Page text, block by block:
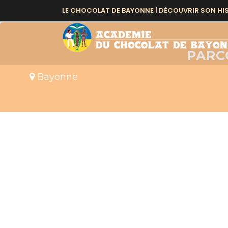
LE CHOCOLAT DE BAYONNE | DÉCOUVRIR SON
EVENTS AT THIS
Bayonne